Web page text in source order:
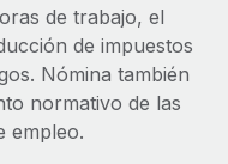
globalmente.
tiempos de pago para
de trabajo, el
de impuestos
Nómina también
normativo de las
empleo.